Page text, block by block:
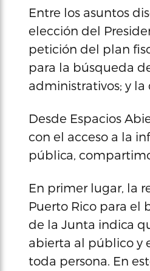
Entre los asuntos
elección del
petición del plan
para la búsqueda
administrativos; y la
Desde Espacios
con el acceso a la
pública,
En primer lugar, la
Puerto Rico para el
de la Junta indica
abierta al público y
toda persona. En